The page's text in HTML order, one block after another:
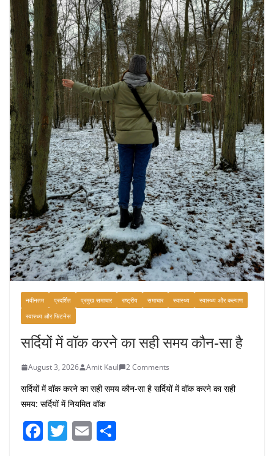
खाने के शौकीनों के लिए कश्मीर के 5 बेहतरीन
स्वादिष्ट व्यंजन
August 6, 2026 1 Comment
नवीनतम प्रदर्शित प्रमुख समाचार राष्ट्रीय समाचार स्वास्थ्य
स्वास्थ्य और कल्याण
स्वास्थ्य और फिटनेस
सर्दियों में वॉक करने का सही समय कौन-सा है
August 3, 2026 Amit Kaul 2 Comments
सर्दियों में वॉक करने का सही समय कौन-सा है सर्दियों में वॉक करने का सही
समय: सर्दियों में नियमित वॉक
F T E